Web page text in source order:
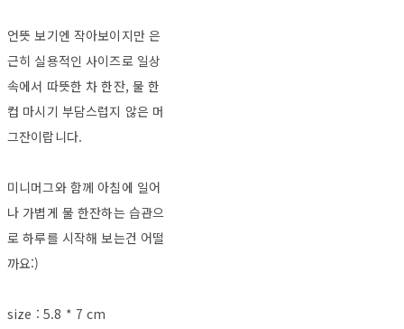
언뜻 보기엔 작아보이지만 은
근히 실용적인 사이즈로 일상
속에서 따뜻한 차 한잔, 물 한
컵 마시기 부담스럽지 않은 머
그잔이랍니다.
미니머그와 함께 아침에 일어
나 가볍게 물 한잔하는 습관으
로 하루를 시작해 보는건 어떨
까요:)
size : 5.8 * 7 cm